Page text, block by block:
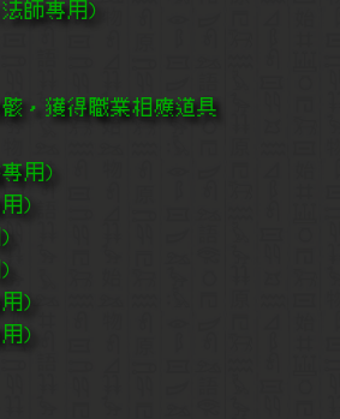
師專用)
，獲得職業相應道具
用)
)
)
)